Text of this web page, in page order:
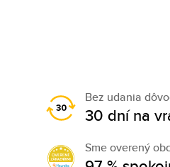
Bez udania
30 dní na
Sme overený